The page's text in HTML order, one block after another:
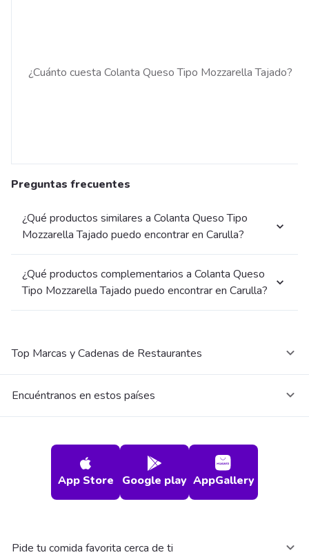
¿Cuánto cuesta Colanta Queso Tipo Mozzarella Tajado?
Preguntas frecuentes
¿Qué productos similares a Colanta Queso Tipo
Mozzarella Tajado puedo encontrar en Carulla?
¿Qué productos complementarios a Colanta Queso
Tipo Mozzarella Tajado puedo encontrar en Carulla?
Top Marcas y Cadenas de Restaurantes
Encuéntranos en estos países
App Store Google play AppGallery
Pide tu comida favorita cerca de ti